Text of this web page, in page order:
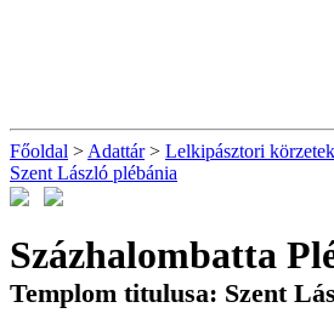
Főoldal > Adattár> Lelkipásztori körzetek
Szent László plébánia
Százhalombatta
Templom titulusa: Szent